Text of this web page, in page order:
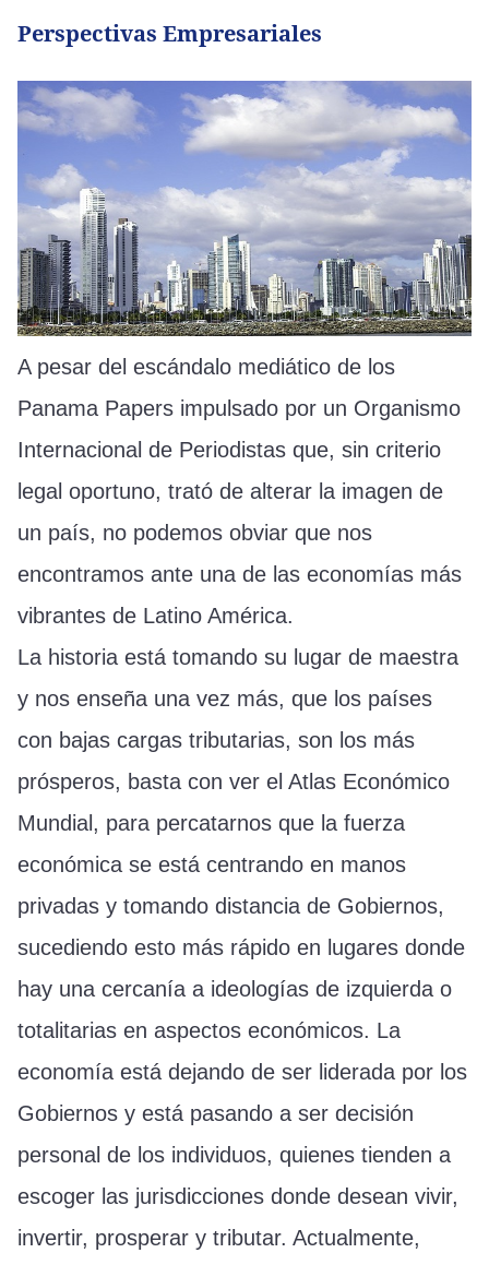
Perspectivas Empresariales
A pesar del escándalo mediático de los
Panama Papers impulsado por un Organismo
Internacional de Periodistas que, sin criterio
legal oportuno, trató de alterar la imagen de
un país, no podemos obviar que nos
encontramos ante una de las economías más
vibrantes de Latino América.
La historia está tomando su lugar de maestra
y nos enseña una vez más, que los países
con bajas cargas tributarias, son los más
prósperos, basta con ver el Atlas Económico
Mundial, para percatarnos que la fuerza
económica se está centrando en manos
privadas y tomando distancia de Gobiernos,
sucediendo esto más rápido en lugares donde
hay una cercanía a ideologías de izquierda o
totalitarias en aspectos económicos. La
economía está dejando de ser liderada por los
Gobiernos y está pasando a ser decisión
personal de los individuos, quienes tienden a
escoger las jurisdicciones donde desean vivir,
invertir, prosperar y tributar. Actualmente,